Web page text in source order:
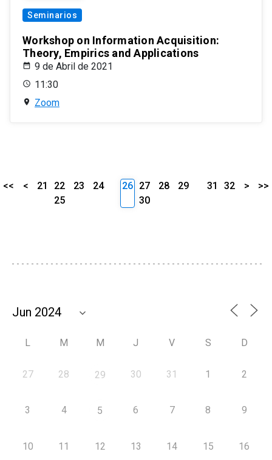
Seminarios
Workshop on Information Acquisition:
Theory, Empirics and Applications
9 de Abril de 2021
11:30
Zoom
<< < 21 22 23
24
25
26 27 28
29
30
31 32 > >>
L M M J V S D
27 28 29 30 31 1 2
3 4 5 6 7 8 9
10 11 12 13 14 15 16